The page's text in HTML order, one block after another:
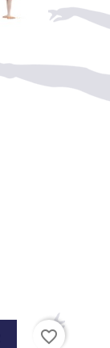
favorite_border